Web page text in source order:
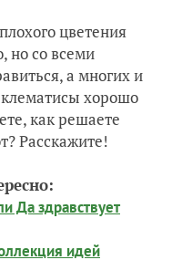
цветения
но со всеми
а многих и
хорошо
как решаете
Расскажите!
Да здравствует
идей